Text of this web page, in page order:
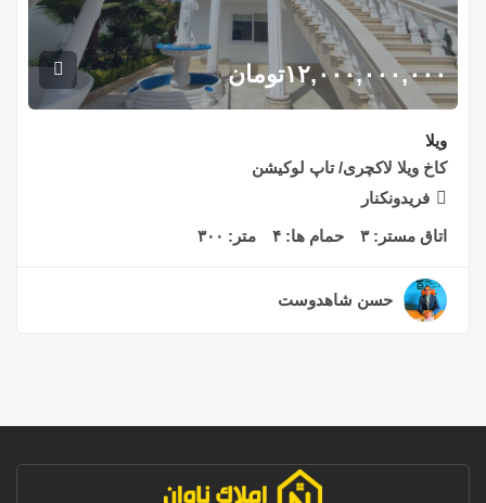
۱۲,۰۰۰,۰۰۰,۰۰۰تومان
ویلا
کاخ ویلا لاکچری/ تاپ لوکیشن
فریدونکنار
اتاق مستر:۳ حمام ها: ۴ متر: ۳۰۰
حسن شاهدوست